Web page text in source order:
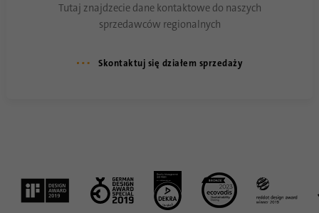
Tutaj znajdzecie dane kontaktowe do naszych
sprzedawców regionalnych
Skontaktuj się działem sprzedaży